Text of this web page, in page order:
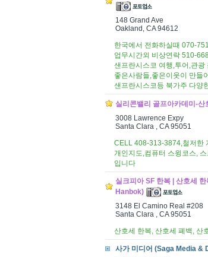
148 Grand Ave
Oakland, CA 94612
한국에서 전화하실때 070-
업무시간외 비상연락 510-
샌프란시스코 여행,투어,관
좋은사람들,좋은이웃이 만들
샌프란시스코등 북가주 다양
실리콘밸리 골프아카데미-
3008 Lawrence Expy
Santa Clara , CA 95051
CELL 408-313-3874,철저한
개인지도,컴퓨터 스윙코스,
입니다
실크피아 SF 한복 | 산호세
Hanbok)
3148 El Camino Real #208
Santa Clara , CA 95051
산호세 한복, 산호세 폐백, 산
사가 미디어 (Saga Media &